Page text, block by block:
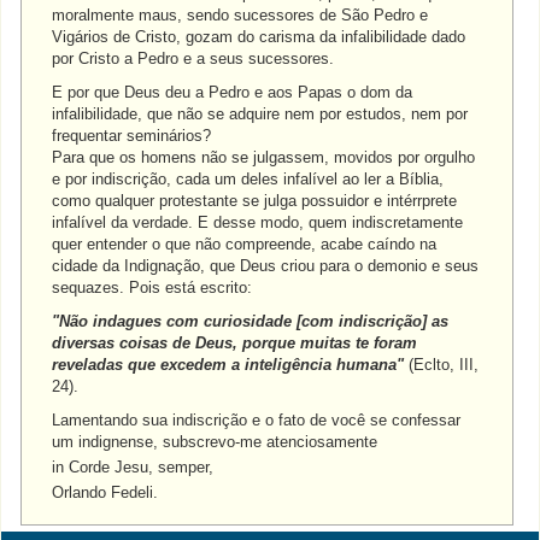
moralmente maus, sendo sucessores de São Pedro e
Vigários de Cristo, gozam do carisma da infalibilidade dado
por Cristo a Pedro e a seus sucessores.
E por que Deus deu a Pedro e aos Papas o dom da
infalibilidade, que não se adquire nem por estudos, nem por
frequentar seminários?
Para que os homens não se julgassem, movidos por orgulho
e por indiscrição, cada um deles infalível ao ler a Bíblia,
como qualquer protestante se julga possuidor e intérrprete
infalível da verdade. E desse modo, quem indiscretamente
quer entender o que não compreende, acabe caíndo na
cidade da Indignação, que Deus criou para o demonio e seus
sequazes. Pois está escrito:
"Não indagues com curiosidade [com indiscrição] as
diversas coisas de Deus, porque muitas te foram
reveladas que excedem a inteligência humana"(Eclto, III,
24).
Lamentando sua indiscrição e o fato de você se confessar
um indignense, subscrevo-me atenciosamente
in Corde Jesu, semper,
Orlando Fedeli.